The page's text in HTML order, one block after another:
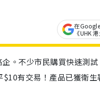
在
《UHK
。不少市民購買快速測
有交易！產品已獲衛